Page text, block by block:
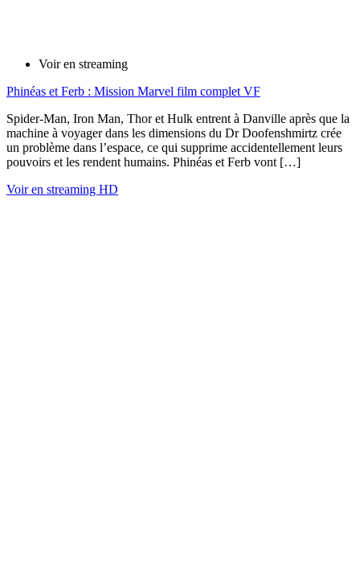
Voir en streaming
Phinéas et Ferb : Mission Marvel film complet VF
Spider-Man, Iron Man, Thor et Hulk entrent à Danville après que la
machine à voyager dans les dimensions du Dr Doofenshmirtz crée
un problème dans l’espace, ce qui supprime accidentellement leurs
pouvoirs et les rendent humains. Phinéas et Ferb vont […]
Voir en streaming HD